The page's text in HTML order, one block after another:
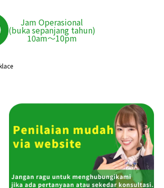
Jam Operasional
(buka sepanjang tahun)
10am〜10pm